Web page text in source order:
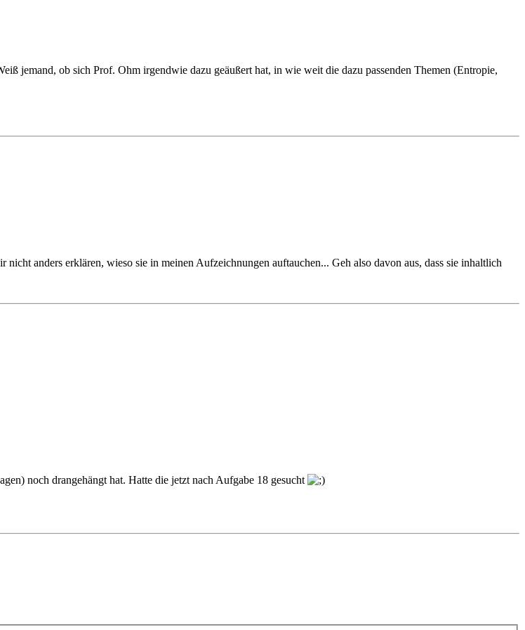
jemand, ob sich Prof. Ohm irgendwie dazu geäußert hat, in wie weit die dazu passenden Themen (Entropie,
anders erklären, wieso sie in meinen Aufzeichnungen auftauchen... Geh also davon aus, dass sie inhaltlich
noch drangehängt hat. Hatte die jetzt nach Aufgabe 18 gesucht